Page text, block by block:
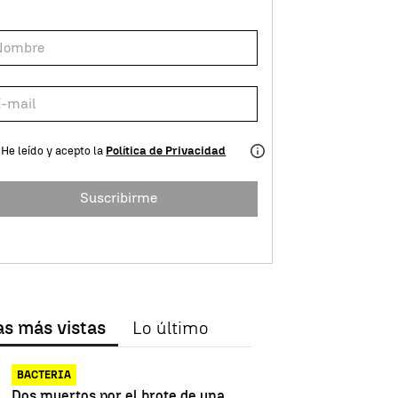
He leído y acepto la Política de Privacidad
Suscribirme
más vistas Lo último
BACTERIA